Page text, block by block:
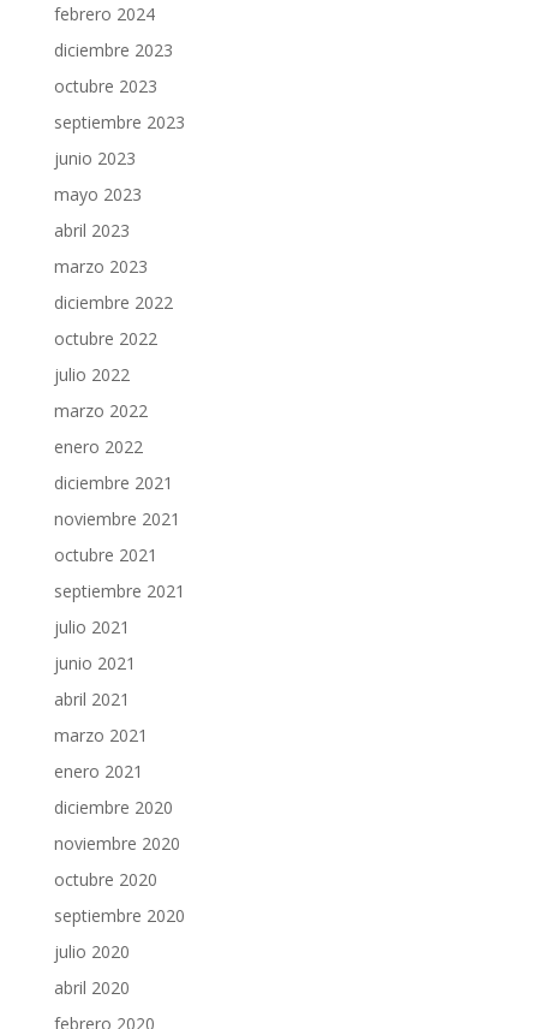
febrero 2024
diciembre 2023
octubre 2023
septiembre 2023
junio 2023
mayo 2023
abril 2023
marzo 2023
diciembre 2022
octubre 2022
julio 2022
marzo 2022
enero 2022
diciembre 2021
noviembre 2021
octubre 2021
septiembre 2021
julio 2021
junio 2021
abril 2021
marzo 2021
enero 2021
diciembre 2020
noviembre 2020
octubre 2020
septiembre 2020
julio 2020
abril 2020
febrero 2020